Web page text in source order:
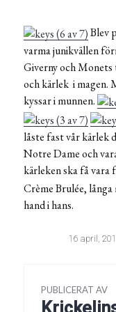
Blev
varma junikvällen
Giverny och
och kärlek i magen.
kyssar i munnen.
låste fast vår kärlek
Notre Dame och
kärleken ska få vara
Crème Brulée,
hand i hans.
16 april,
PUBLICERAT AV